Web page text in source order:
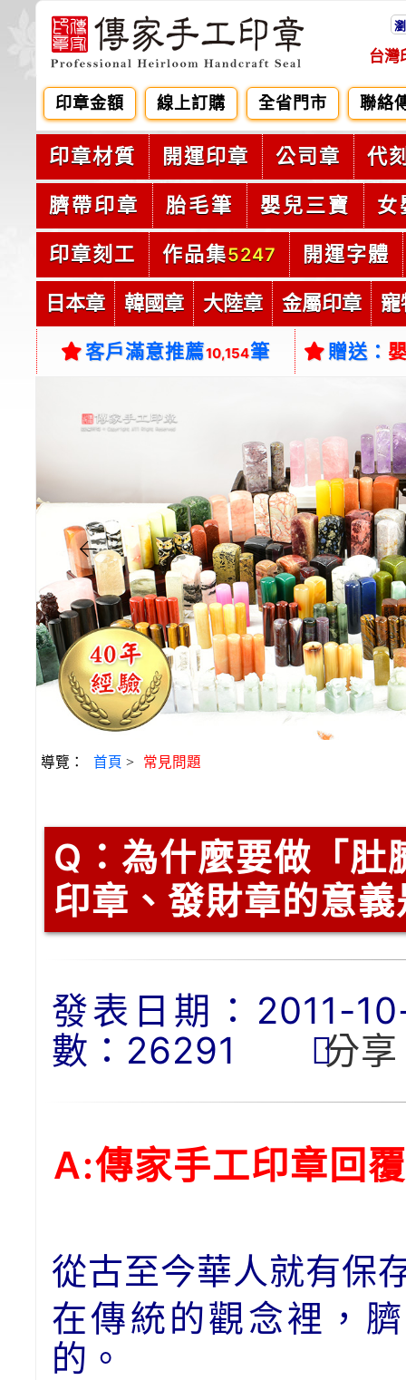
台灣
印章金額 線上訂購 全省門市 聯絡
印章材質 開運印章 公司章 代
臍帶印章 胎毛筆 嬰兒三寶 女
印章刻工 作品集5247 開運字體
日本章 韓國章 大陸章 金屬印章 寵
客戶滿意推薦10,154筆 贈送：
導覽： 首頁 > 常見問題
Q： 為什麼要做「肚
印章、發財章的意
發表日期：2011-
數：26291
分享
A:傳家手工印章回覆
從古至今華人就有保
在傳統的觀念裡，
的。